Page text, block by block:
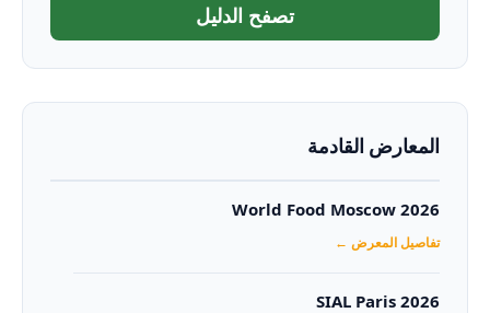
تصفح الدليل
المعارض القادمة
World Food Moscow 2026
تفاصيل المعرض ←
SIAL Paris 2026